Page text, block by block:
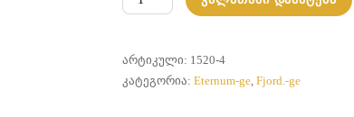
Astoria.
ჩანგალი
ᲐᲠᲢᲘᲙᲣᲚᲘ: 1520-4
ᲙᲐᲢᲔᲒᲝᲠᲘᲐ: Eternum-ge, Fjord.-ge